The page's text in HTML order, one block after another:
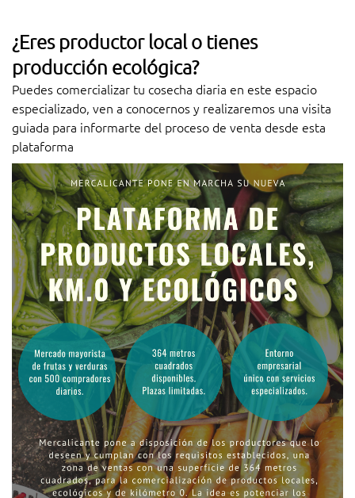
¿Eres productor local o tienes
producción ecológica?
Puedes comercializar tu cosecha diaria en este espacio
especializado, ven a conocernos y realizaremos una visita
guiada para informarte del proceso de venta desde esta
plataforma